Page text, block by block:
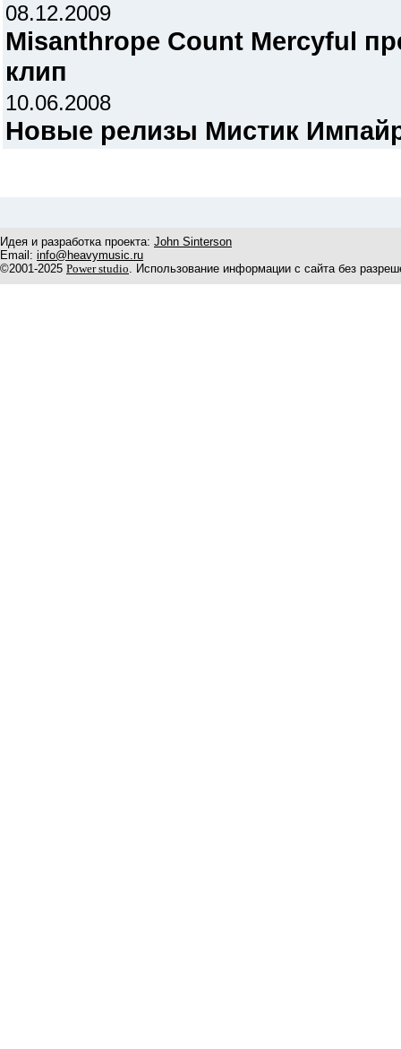
08.12.2009
Misanthrope Count Mercyful
клип
10.06.2008
Новые релизы Мистик Импайр
Идея и разработка проекта: John Sinterson
Email: info@heavymusic.ru
©2001-2025 Power studio. Использование информации с сайта без